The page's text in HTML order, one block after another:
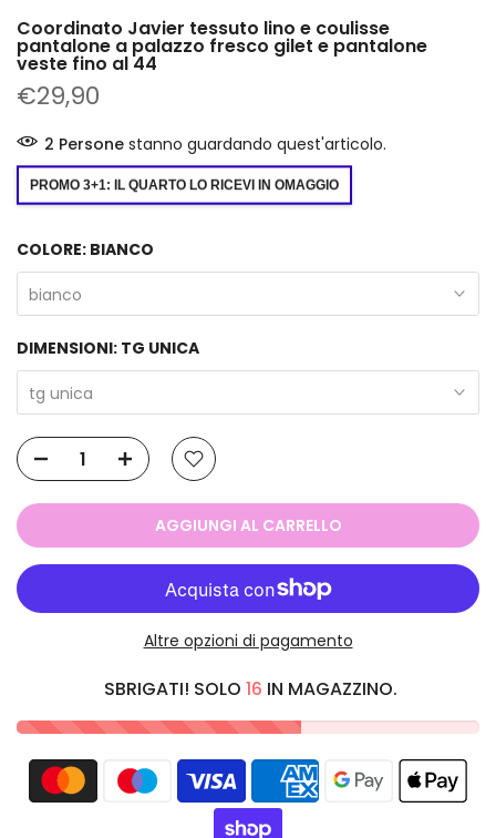
Coordinato Javier tessuto lino e coulisse
pantalone a palazzo fresco gilet e pantalone
veste fino al 44
€29,90
2 Persone stanno guardando quest'articolo.
PROMO 3+1: IL QUARTO LO RICEVI IN OMAGGIO
COLORE: BIANCO
bianco
DIMENSIONI: TG UNICA
tg unica
AGGIUNGI AL CARRELLO
Altre opzioni di pagamento
SBRIGATI! SOLO 16 IN MAGAZZINO.